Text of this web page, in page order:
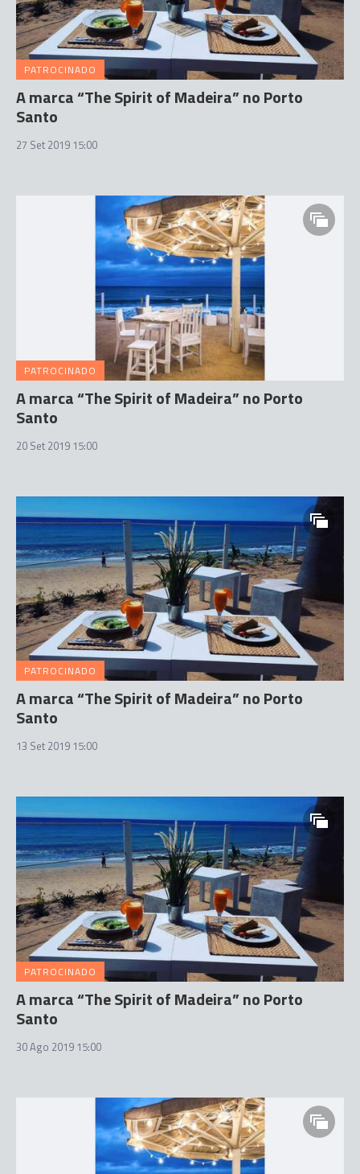
PATROCINADO
A marca “The Spirit of Madeira” no Porto
Santo
27 Set 2019 15:00
PATROCINADO
A marca “The Spirit of Madeira” no Porto
Santo
20 Set 2019 15:00
PATROCINADO
A marca “The Spirit of Madeira” no Porto
Santo
13 Set 2019 15:00
PATROCINADO
A marca “The Spirit of Madeira” no Porto
Santo
30 Ago 2019 15:00